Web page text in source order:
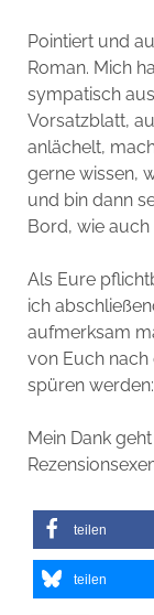
Pointiert und
Roman. Mich
sympatisch
Vorsatzblatt,
anlächelt,
gerne wissen,
und bin dann
Bord, wie auch
Als Eure
ich
aufmerksam
von Euch nach
spüren
Mein Dank
teilen
teilen